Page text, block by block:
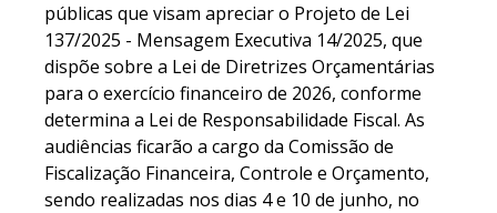
públicas que visam apreciar o Projeto de Lei
137/2025 - Mensagem Executiva 14/2025, que
dispõe sobre a Lei de Diretrizes Orçamentárias
para o exercício financeiro de 2026, conforme
determina a Lei de Responsabilidade Fiscal. As
audiências ficarão a cargo da Comissão de
Fiscalização Financeira, Controle e Orçamento,
sendo realizadas nos dias 4 e 10 de junho, no